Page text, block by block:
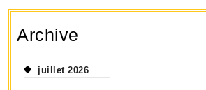
Archive
juillet 2026